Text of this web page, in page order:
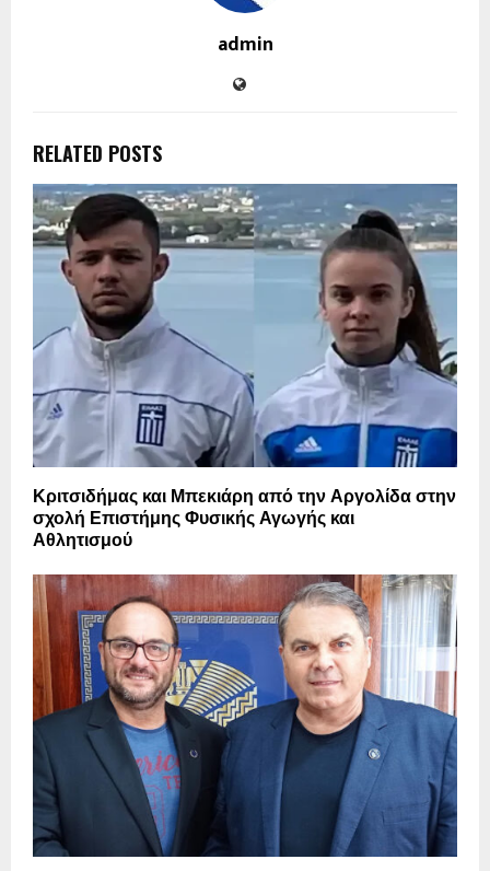
admin
RELATED POSTS
Κριτσιδήμας και Μπεκιάρη από την Αργολίδα στην
σχολή Επιστήμης Φυσικής Αγωγής και
Αθλητισμού